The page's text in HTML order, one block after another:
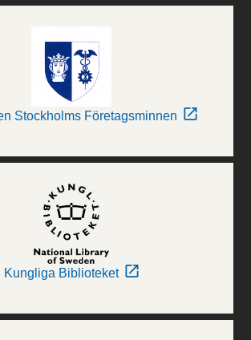
Stockholms Företagsminnen
Kungliga Biblioteket